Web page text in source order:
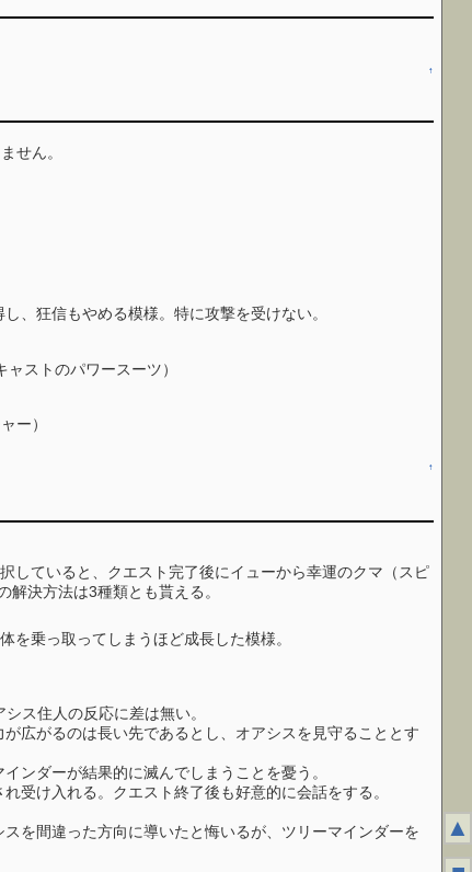
↑
せん。
、狂信もやめる模様。特に攻撃を受けない。
ストのパワースーツ）
ー）
↑
していると、クエスト完了後にイューから幸運のクマ（スピ
決方法は3種類とも貰える。
乗っ取ってしまうほど成長した模様。
ス住人の反応に差は無い。
広がるのは長い先であるとし、オアシスを見守ることとす
ンダーが結果的に滅んでしまうことを憂う。
受け入れる。クエスト終了後も好意的に会話をする。
を間違った方向に導いたと悔いるが、ツリーマインダーを
▲